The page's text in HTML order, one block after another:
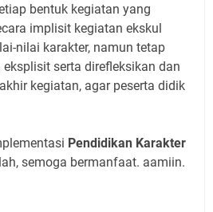
bentuk kegiatan yang
implisit kegiatan ekskul
nilai karakter, namun tetap
serta direfleksikan dan
kegiatan, agar peserta didik
Pendidikan Karakter
semoga bermanfaat. aamiin.